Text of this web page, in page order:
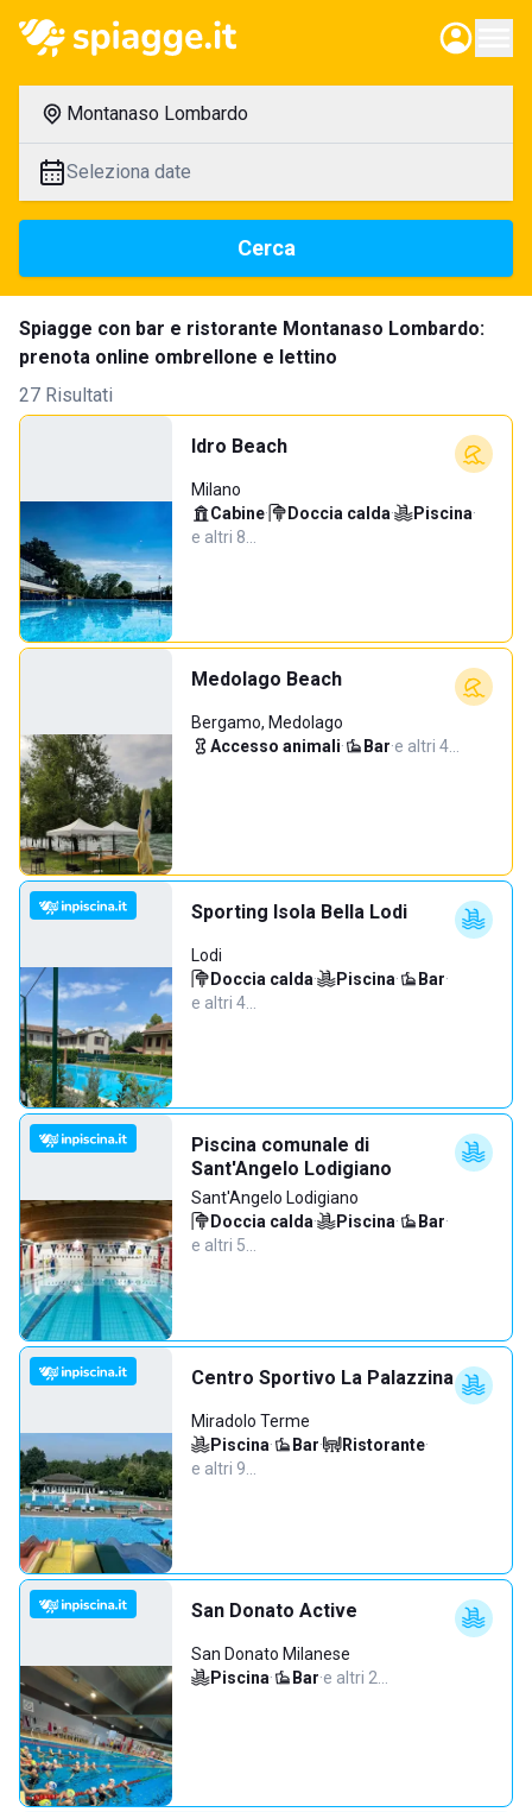
Montanaso Lombardo
Seleziona date
Cerca
Spiagge con bar e ristorante Montanaso Lombardo:
prenota online ombrellone e lettino
27 Risultati
Idro Beach
Milano
Cabine· Doccia calda· Piscina·
e altri 8…
Medolago Beach
Bergamo, Medolago
Accesso animali· Bar·e altri 4…
Sporting Isola Bella Lodi
Lodi
Doccia calda· Piscina· Bar·
e altri 4…
Piscina comunale di
Sant'Angelo Lodigiano
Sant'Angelo Lodigiano
Doccia calda· Piscina· Bar·
e altri 5…
Centro Sportivo La Palazzina
Miradolo Terme
Piscina· Bar· Ristorante·
e altri 9…
San Donato Active
San Donato Milanese
Piscina· Bar·e altri 2…